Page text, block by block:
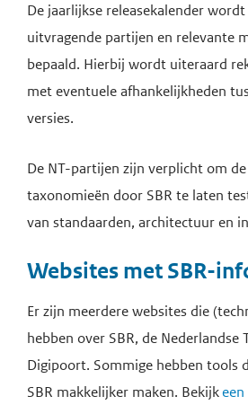
De jaarlijkse releasekalender
uitvragende partijen en relevante
bepaald. Hierbij wordt uiteraard
met eventuele afhankelijkheden
versies.
De NT-partijen zijn verplicht om
taxonomieën door SBR te laten
van standaarden, architectuur en
Websites met SBR-
Er zijn meerdere websites die
hebben over SBR, de Nederlandse
Digipoort. Sommige hebben tools
SBR makkelijker maken. Bekijk